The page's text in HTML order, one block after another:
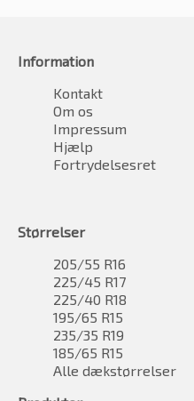
Information
Kontakt
Om os
Impressum
Hjælp
Fortrydelsesret
Størrelser
205/55 R16
225/45 R17
225/40 R18
195/65 R15
235/35 R19
185/65 R15
Alle dækstørrelser